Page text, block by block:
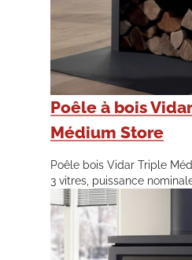
Poêle à bois
Médium Store
Poêle bois Vidar Triple
3 vitres, puissance